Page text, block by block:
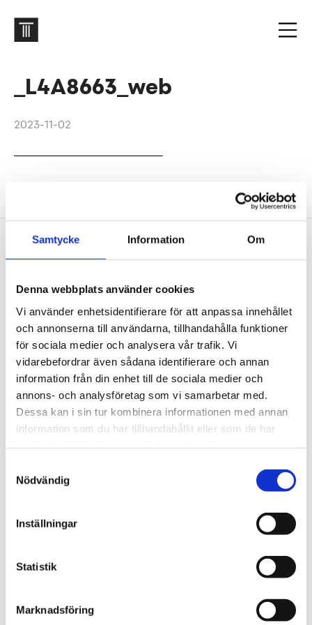
Samtycke Information Om
Denna webbplats använder cookies
Vi använder enhetsidentifierare för att anpassa innehållet
och annonserna till användarna, tillhandahålla funktioner
för sociala medier och analysera vår trafik. Vi
vidarebefordrar även sådana identifierare och annan
information från din enhet till de sociala medier och
annons- och analysföretag som vi samarbetar med.
Dessa kan i sin tur kombinera informationen med annan
information som du har tillhandahållit eller som de har
Nödvändig
Inställningar
Statistik
Marknadsföring
_L4A8663_web
2023-11-02
Förskolor i Varberg. Foto: Karl Sanner & Carl Ander
Footer
Contact us
enquiry, we look forward to hearing from you.
We are Tengbom
We create sustainable and beautiful architecture
that strenghtens our clients as well as our society.
Work with us
help us make the world a better place.
Our services
any kind of building or space. How may we help